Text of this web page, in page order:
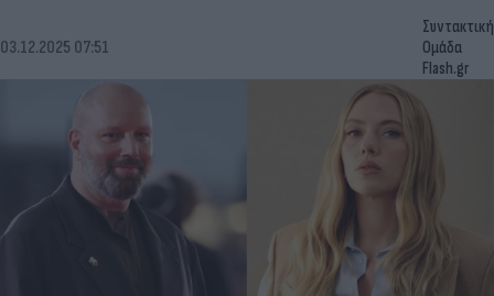
03.12.2025 07:51
Συντακτική
Ομάδα
Flash.gr